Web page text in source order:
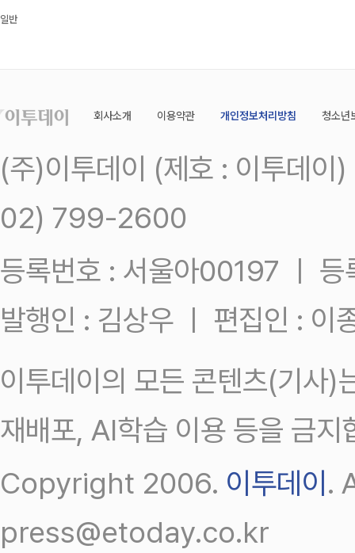
일반
회사소개 이용약관 개인정보처리방침 청소년
(주)이투데이 (제호 : 이투데
02) 799-2600
등록번호 : 서울아00197 ㅣ
발행인 : 김상우 ㅣ 편집인 : 이
이투데이의 모든 콘텐츠(기사)
재배포, AI학습 이용 등을 금지
Copyright 2006. 이투데이.
press@etoday.co.kr